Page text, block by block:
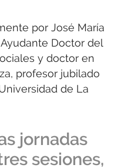
por José María
Doctor del
y doctor en
profesor jubilado
de La
jornadas
sesiones,